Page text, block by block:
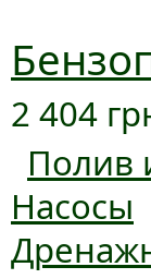
2 404
Полив
Насосы